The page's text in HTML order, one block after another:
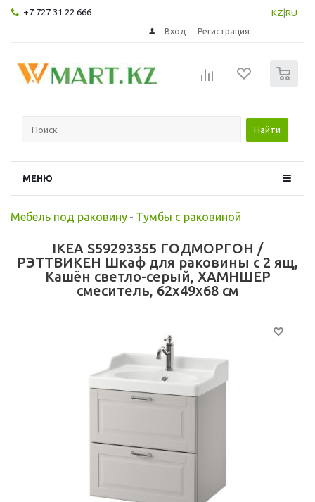
+7 727 31 22 666 KZ RU
Вход Регистрация
Найти
МЕНЮ
Мебель под раковину - Тумбы с раковиной
IKEA S59293355 ГОДМОРГОН /
РЭТТВИКЕН Шкаф для раковины с 2 ящ,
Кашён светло-серый, ХАМНШЕР
смеситель, 62x49x68 см